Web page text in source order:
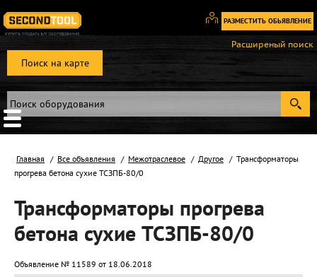
РАЗМЕСТИТЬ ОБЬЯВЛЕНИЕ
Вход
Регистрация
Поиск на карте
Расширеный поиск
Главная Все объявления Межотраслевое Другое
Трансформаторы
прогрева бетона сухие ТСЗПБ-80/0
Трансформаторы прогрева
бетона сухие ТСЗПБ-80/0
Объявление № 11589 от 18.06.2018